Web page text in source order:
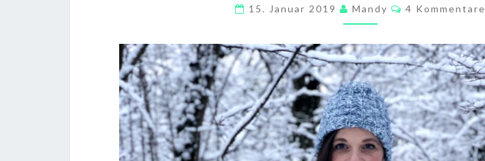
MICH
LAST
MINUTE
KLEID
UND
CARDIGAN
KATE
15. Januar 2019 Mandy Kommentare
4 Kommentare